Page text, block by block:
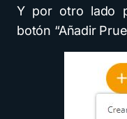
Y por otro lado
botón “Añadir